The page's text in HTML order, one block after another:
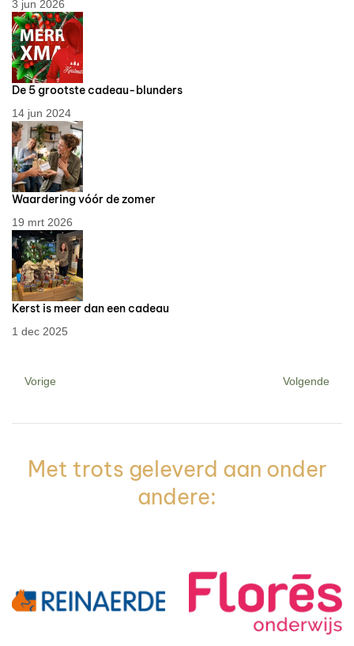
3 jun 2026
De 5 grootste cadeau-blunders
14 jun 2024
Waardering vóór de zomer
19 mrt 2026
Kerst is meer dan een cadeau
1 dec 2025
Vorige Volgende
Met trots geleverd aan onder
andere: